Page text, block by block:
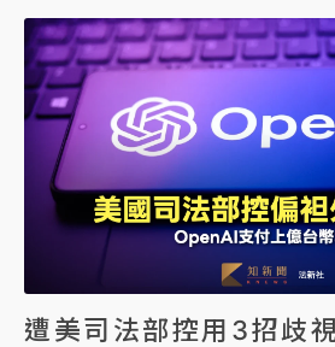
遭美司法部控用3招歧